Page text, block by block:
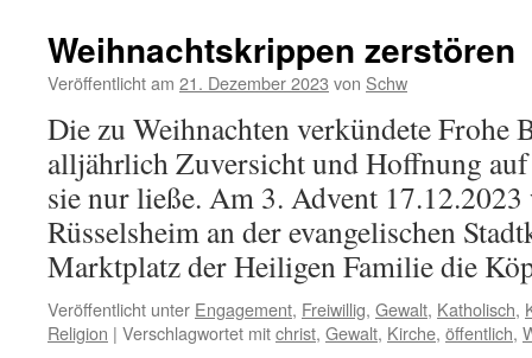
Weihnachtskrippen zerstören
Veröffentlicht am 21. Dezember 2023 von Schw
Die zu Weihnachten verkündete Frohe
alljährlich Zuversicht und Hoffnung
sie nur ließe. Am 3. Advent
Rüsselsheim an der evangelischen
Marktplatz der Heiligen Familie die
Veröffentlicht unter Engagement, Freiwillig, Gewalt, Katholisch,
Religion | Verschlagwortet mitchrist, Gewalt, Kirche, öffentlich,